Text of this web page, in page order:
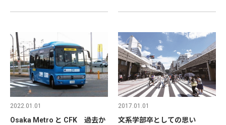
2022.01.01
Osaka Metro と CFK 過去か
2017.01.01
文系学部卒としての思い